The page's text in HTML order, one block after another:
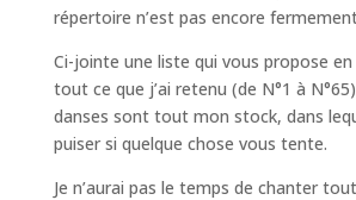
répertoire n’est pas encore
Ci-jointe une liste qui vous propose
tout ce que j’ai retenu (de N°1 à
danses sont tout mon stock, dans
puiser si quelque chose vous tente.
Je n’aurai pas le temps de chanter